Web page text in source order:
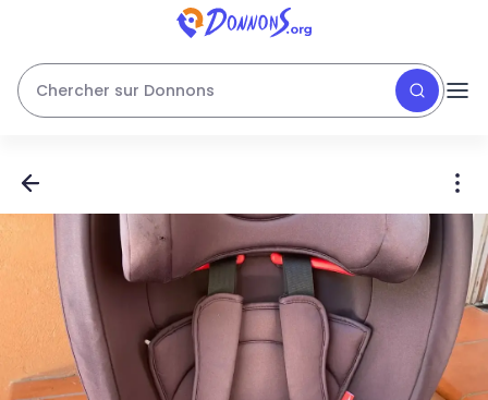
Chercher sur Donnons